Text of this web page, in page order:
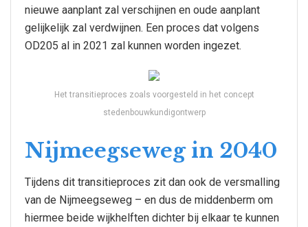
nieuwe aanplant zal verschijnen en oude aanplant
gelijkelijk zal verdwijnen. Een proces dat volgens
OD205 al in 2021 zal kunnen worden ingezet.
Het transitieproces zoals voorgesteld in het concept
stedenbouwkundigontwerp
Nijmeegseweg in 2040
Tijdens dit transitieproces zit dan ook de versmalling
van de Nijmeegseweg – en dus de middenberm om
hiermee beide wijkhelften dichter bij elkaar te kunnen